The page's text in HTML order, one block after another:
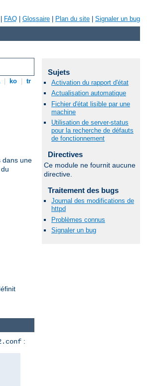
FAQ Glossaire Plan du site Signaler un bug
ko tr
dans une
:
Sujets
Activation du rapport d'état
Actualisation automatique
Fichier d'état lisible par une
machine
Utilisation de server-status
pour la recherche de défauts
de fonctionnement
Directives
Ce module ne fournit aucune
directive.
Traitement des bugs
Journal des modifications de
httpd
Problèmes connus
Signaler un bug